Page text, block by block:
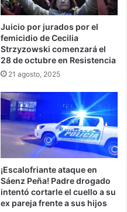
Juicio por jurados por el
femicidio de Cecilia
Strzyzowski comenzará el
28 de octubre en Resistencia
21 agosto, 2025
¡Escalofriante ataque en
Sáenz Peña! Padre drogado
intentó cortarle el cuello a su
ex pareja frente a sus hijos